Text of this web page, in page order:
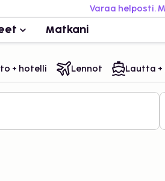
Varaa helposti.
Matkani
+ hotelli Lennot Lautta +